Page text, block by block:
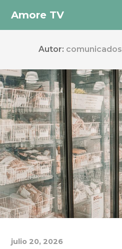
Amore TV
Autor: comunicados
julio 20, 2026